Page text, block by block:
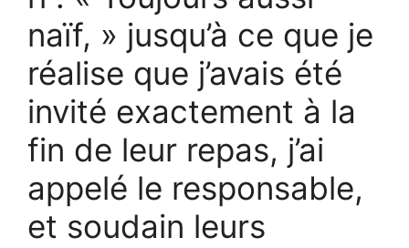
naïf, » jusqu’à ce que je
réalise que j’avais été
invité exactement à la
fin de leur repas, j’ai
appelé le responsable,
et soudain leurs